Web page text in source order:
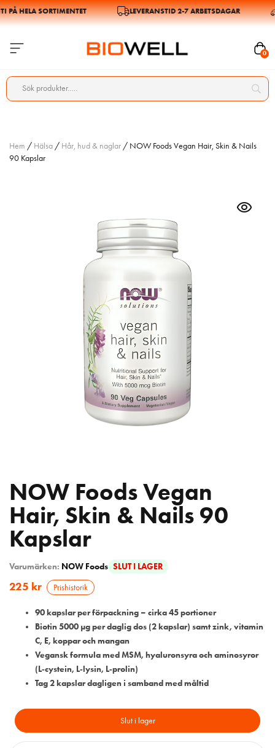
HELA SORTIMENTET LEVERANSTID 2-7 ARBETSDAGAR
0
Hem / Hälsa / Hår, hud & naglar / NOW Foods Vegan Hair, Skin & Nails
90 Kapslar
NOW Foods Vegan
Hair, Skin & Nails 90
Kapslar
Varumärken: NOW Foods SLUT I LAGER
225 kr Prishistorik
90 kapslar per förpackning – cirka 45 portioner
Biotin 5000 µg per daglig dos (2 kapslar) samt zink, vitamin
C, E, koppar och mangan
Vegansk formula med MSM, hyaluronsyra och aminosyror
(L‑cystein, L‑lysin, L‑prolin)
Tag 2 kapslar dagligen i samband med måltid
Slut i lager